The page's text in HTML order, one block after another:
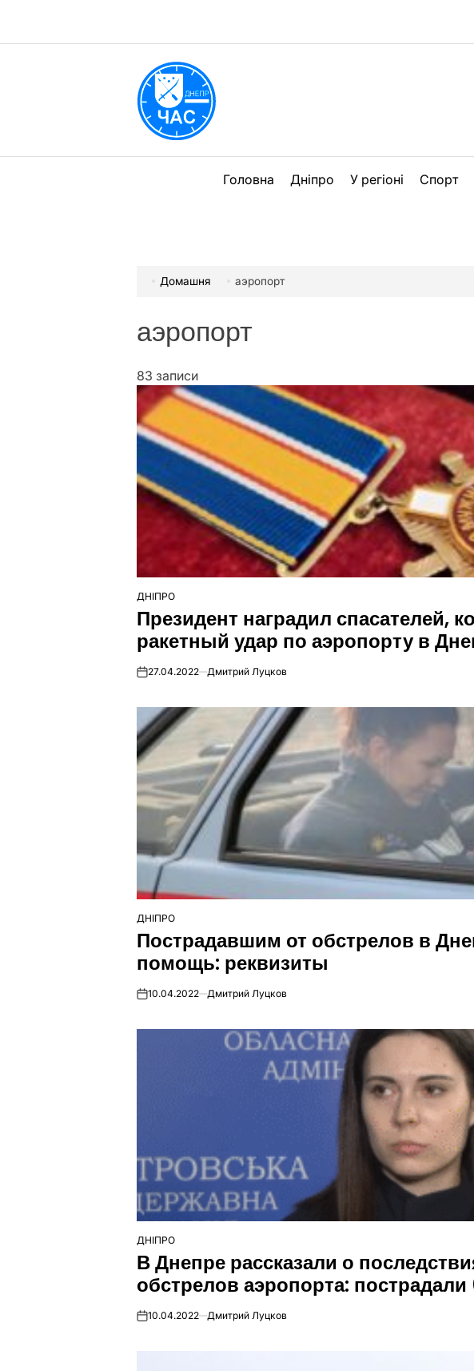
вмісту
Головна Дніпро У регіоні Спорт
Домашня аэропорт
аэропорт
83 записи
ОПУБЛІКУВАТИ
У
ДНІПРО
Президент наградил спасателей,
ракетный удар по аэропорту в
on27.04.2022 Дмитрий Луцков
ОПУБЛІКУВАТИ
У
ДНІПРО
Пострадавшим от обстрелов в
помощь: реквизиты
on10.04.2022 Дмитрий Луцков
ОПУБЛІКУВАТИ
У
ДНІПРО
В Днепре рассказали о
обстрелов аэропорта:
on10.04.2022 Дмитрий Луцков